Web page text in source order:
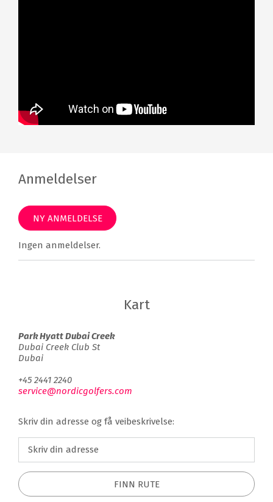
Anmeldelser
NY ANMELDELSE
Ingen anmeldelser.
Kart
Park Hyatt Dubai Creek
Dubai Creek Club St
Dubai
+45 2441 2240
service@nordicgolfers.com
Skriv din adresse og få veibeskrivelse:
FINN RUTE